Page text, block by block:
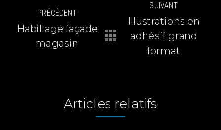
article
PRÉCÉDENT
Article
précédent
Habillage façade
magasin
SUIVANT
Article
suivant
Illustrations en
adhésif grand
format
Articles relatifs